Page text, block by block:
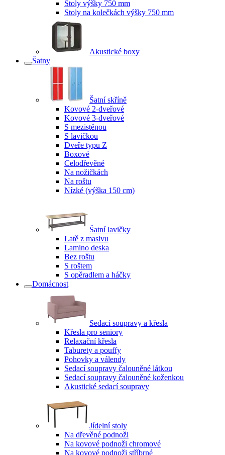
Stoly výšky 750 mm
Stoly na kolečkách výšky 750 mm
Akustické boxy
Šatny
Šatní skříně
Kovové 2-dveřové
Kovové 3-dveřové
S mezistěnou
S lavičkou
Dveře typu Z
Boxové
Celodřevěné
Na nožičkách
Na roštu
Nízké (výška 150 cm)
Šatní lavičky
Latě z masivu
Lamino deska
Bez roštu
S roštem
S opěradlem a háčky
Domácnost
Sedací soupravy a křesla
Křesla pro seniory
Relaxační křesla
Taburety a pouffy
Pohovky a válendy
Sedací soupravy čalouněné látkou
Sedací soupravy čalouněné koženkou
Akustické sedací soupravy
Jídelní stoly
Na dřevěné podnoži
Na kovové podnoži chromové
Na kovové podnoži stříbrné